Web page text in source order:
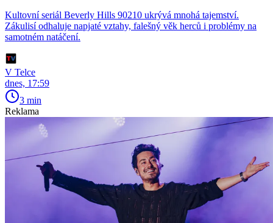
Kultovní seriál Beverly Hills 90210 ukrývá mnohá tajemství.
Zákulisí odhaluje napjaté vztahy, falešný věk herců i problémy na
samotném natáčení.
V Telce
dnes, 17:59
3 min
Reklama